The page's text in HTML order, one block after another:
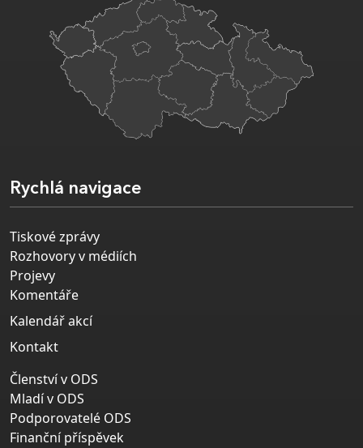
Rychlá navigace
Tiskové zprávy
Rozhovory v médiích
Projevy
Komentáře
Kalendář akcí
Kontakt
Členství v ODS
Mladí v ODS
Podporovatelé ODS
Finanční příspěvek